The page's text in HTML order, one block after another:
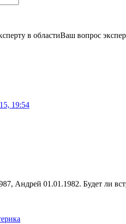
в областиВаш вопрос
19:54
Андрей 01.01.1982. Будет ли